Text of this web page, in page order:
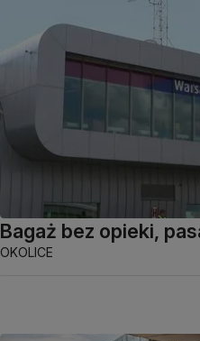
Bagaż bez opieki,
OKOLICE